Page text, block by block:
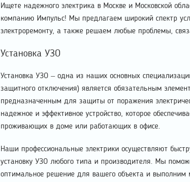
Ищете надежного электрика в Москве и Московской
компанию Импульс! Мы предлагаем широкий спектр
электроремонту, а также решаем любые проблемы,
Установка УЗО
Установка УЗО – одна из наших основных
защитного отключения) является обязательным
предназначенным для защиты от поражения
надежное и эффективное устройство, которое
проживающих в доме или работающих в офисе.
Наши профессиональные электрики осуществляют
установку УЗО любого типа и производителя. Мы
оптимальное решение для вашего объекта и